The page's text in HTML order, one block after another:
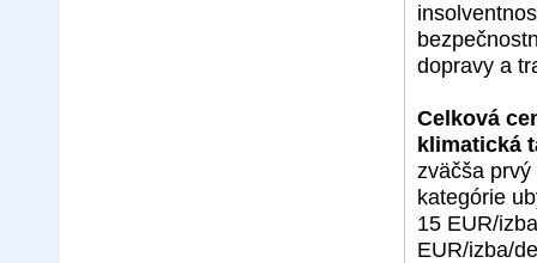
dopravy a
Celková
klimatická
zväčša
kategórie
15 EUR/
EUR/izba/